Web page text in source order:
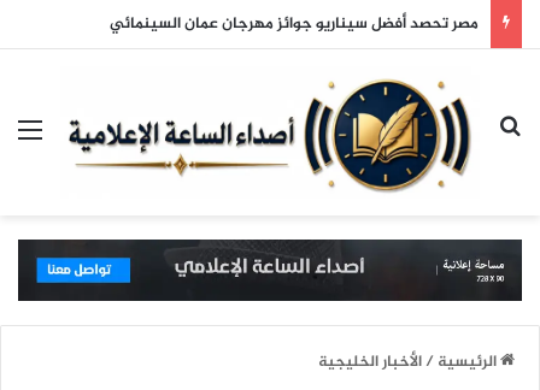
مصر تحصد أفضل سيناريو جوائز مهرجان عمان السينمائي
بحث عن
الرئيسية/الأخبار الخليجية